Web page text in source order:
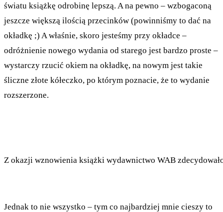
światu książkę odrobinę lepszą. A na pewno – wzbogaconą
jeszcze większą ilością przecinków (powinniśmy to dać na
okładkę ;) A właśnie, skoro jesteśmy przy okładce –
odróżnienie nowego wydania od starego jest bardzo proste –
wystarczy rzucić okiem na okładkę, na nowym jest takie
śliczne złote kółeczko, po którym poznacie, że to wydanie
rozszerzone.
Z okazji wznowienia książki wydawnictwo WAB
Jednak to nie wszystko – tym co najbardziej mnie cieszy to